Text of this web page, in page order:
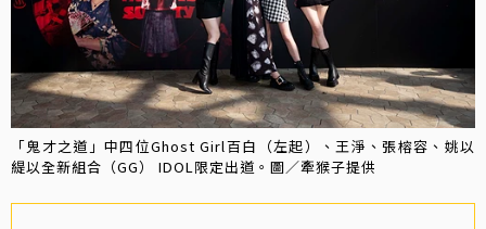
「鬼才之道」中四位Ghost Girl百白（左起）、王淨、張榕容、姚以
緹以全新組合（GG） IDOL限定出道。圖／牽猴子提供